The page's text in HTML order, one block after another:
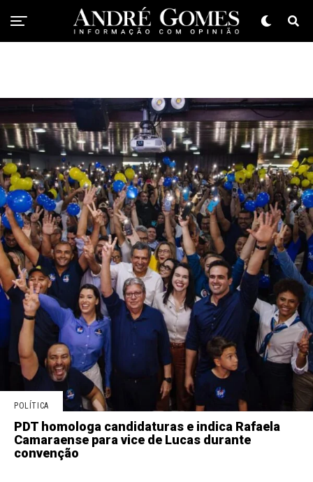
POLÍTICA
PDT homologa candidaturas e indica Rafaela
Camaraense para vice de Lucas durante
convenção